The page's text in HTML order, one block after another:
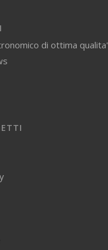
di ottima qualita'